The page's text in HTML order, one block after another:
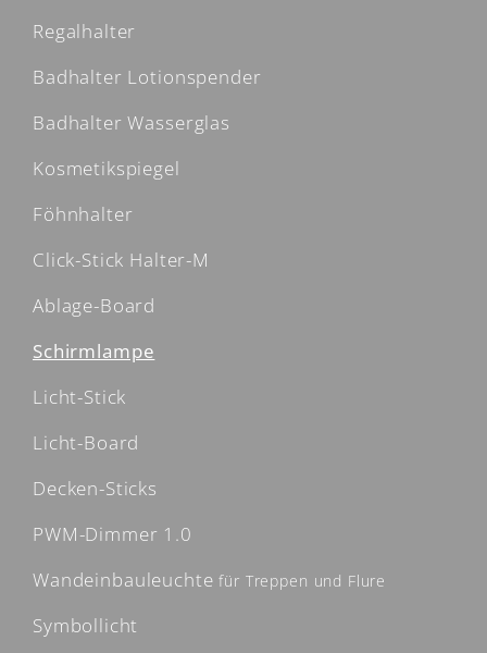
Regalhalter
Badhalter Lotionspender
Badhalter Wasserglas
Kosmetikspiegel
Föhnhalter
Click-Stick Halter-M
Ablage-Board
Schirmlampe
Licht-Stick
Licht-Board
Decken-Sticks
PWM-Dimmer 1.0
Wandeinbauleuchtefür Treppen und Flure
Symbollicht